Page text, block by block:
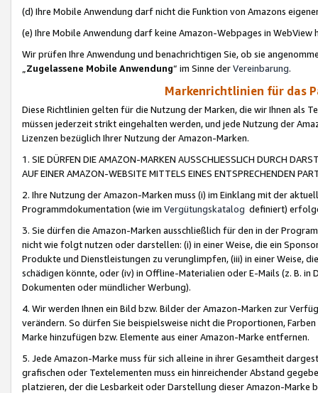
(d) Ihre Mobile Anwendung darf nicht die Funktion von Amazons
(e) Ihre Mobile Anwendung darf keine Amazon-Webpages in WebView
Wir prüfen Ihre Anwendung und benachrichtigen Sie, ob sie
„Zugelassene Mobile Anwendung“ im Sinne derVereinbarung.
Markenrichtlinien für das
Diese Richtlinien gelten für die Nutzung der Marken, die wir Ihnen als
müssen jederzeit strikt eingehalten werden, und jede Nutzung der
Lizenzen bezüglich Ihrer Nutzung der Amazon-Marken.
1. SIE DÜRFEN DIE AMAZON-MARKEN AUSSCHLIESSLICH DURCH
AUF EINER AMAZON-WEBSITE MITTELS EINES ENTSPRECHENDEN
2. Ihre Nutzung der Amazon-Marken muss (i) im Einklang mit der
Programmdokumentation (wie im Vergütungskatalog definiert)
3. Sie dürfen die Amazon-Marken ausschließlich für den in der
nicht wie folgt nutzen oder darstellen: (i) in einer Weise, die ein
Produkte und Dienstleistungen zu verunglimpfen, (iii) in einer Weise,
schädigen könnte, oder (iv) in Offline-Materialien oder E-Mails (z. B. in
Dokumenten oder mündlicher Werbung).
4. Wir werden Ihnen ein Bild bzw. Bilder der Amazon-Marken zur
verändern. So dürfen Sie beispielsweise nicht die Proportionen,
Marke hinzufügen bzw. Elemente aus einer Amazon-Marke entfernen.
5. Jede Amazon-Marke muss für sich alleine in ihrer Gesamtheit
grafischen oder Textelementen muss ein hinreichender Abstand
platzieren, der die Lesbarkeit oder Darstellung dieser Amazon-Marke